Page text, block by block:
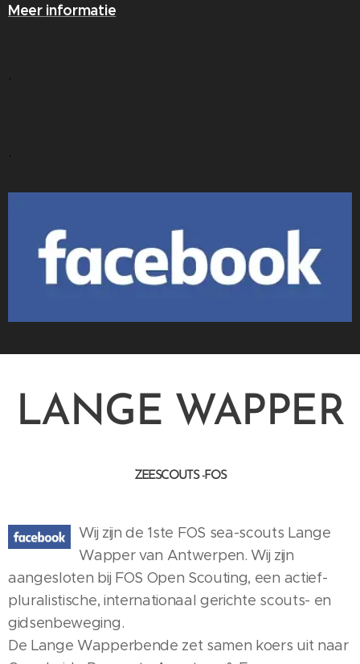
Meer informatie
.
.
LANGE WAPPER
ZEESCOUTS -FOS
Wij zijn de 1ste FOS sea-scouts Lange
Wapper van Antwerpen. Wij zijn
aangesloten bij FOS Open Scouting, een actief-
pluralistische, internationaal gerichte scouts- en
gidsenbeweging.
De Lange Wapperbende zet samen koers uit naar